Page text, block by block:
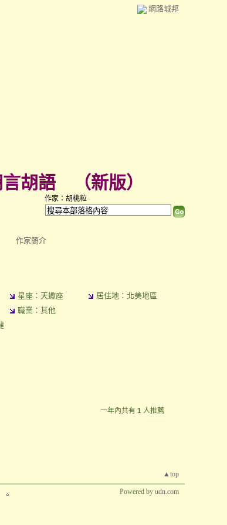
網路城邦
胡語 （新版）
作家簡介
作家：胡桃粒
星座：天蠍座
居住地：北美地區
職業：其他
一年內共有 1 人推薦
▲top
Powered by udn.com